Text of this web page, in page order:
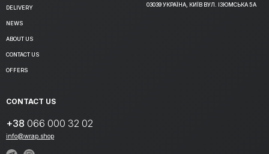
DELIVERY
NEWS
ABOUT US
CONTACT US
OFFERS
03039 УКРАЇНА, КИЇВ ВУЛ. ІЗЮМСЬКА 5А
CONTACT US
+38 066 000 32 02
info@wrap.shop